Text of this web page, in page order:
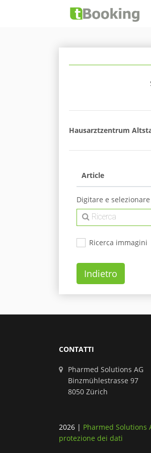
Hausarztzentrum
Article
Digitare e
Ricerca immagini
Indietro
CONTATTI
Pharmed Solutions AG
Binzmühlestrasse 97
8050 Zürich
2026 | Pharmed Solutions
protezione dei dati